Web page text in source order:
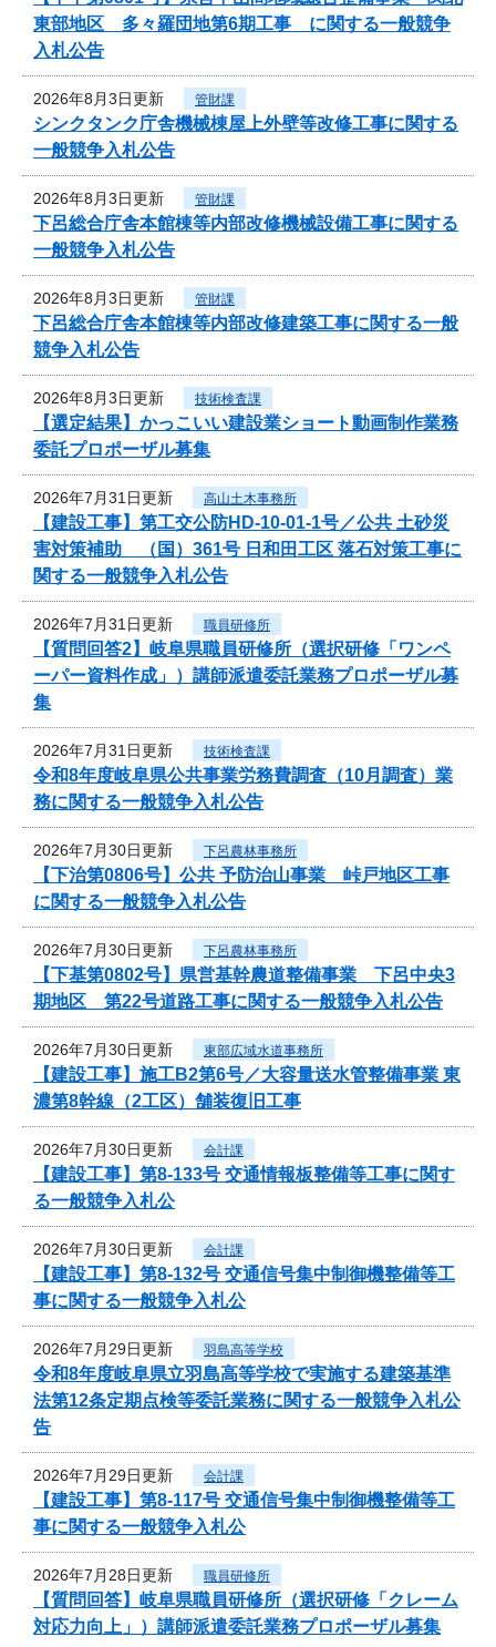
東部地区 多々羅団地第6期工事 に関する一般競争
入札公告
2026年8月3日更新 管財課
シンクタンク庁舎機械棟屋上外壁等改修工事に関する
一般競争入札公告
2026年8月3日更新 管財課
下呂総合庁舎本館棟等内部改修機械設備工事に関する
一般競争入札公告
2026年8月3日更新 管財課
下呂総合庁舎本館棟等内部改修建築工事に関する一般
競争入札公告
2026年8月3日更新 技術検査課
【選定結果】かっこいい建設業ショート動画制作業務
委託プロポーザル募集
2026年7月31日更新 高山土木事務所
【建設工事】第工交公防HD-10-01-1号／公共 土砂災
害対策補助 （国）361号 日和田工区 落石対策工事に
関する一般競争入札公告
2026年7月31日更新 職員研修所
【質問回答2】岐阜県職員研修所（選択研修「ワンペ
ーパー資料作成」）講師派遣委託業務プロポーザル募
集
2026年7月31日更新 技術検査課
令和8年度岐阜県公共事業労務費調査（10月調査）業
務に関する一般競争入札公告
2026年7月30日更新 下呂農林事務所
【下治第0806号】公共 予防治山事業 峠戸地区工事
に関する一般競争入札公告
2026年7月30日更新 下呂農林事務所
【下基第0802号】県営基幹農道整備事業 下呂中央3
期地区 第22号道路工事に関する一般競争入札公告
2026年7月30日更新 東部広域水道事務所
【建設工事】施工B2第6号／大容量送水管整備事業 東
濃第8幹線（2工区）舗装復旧工事
2026年7月30日更新 会計課
【建設工事】第8-133号 交通情報板整備等工事に関す
る一般競争入札公
2026年7月30日更新 会計課
【建設工事】第8-132号 交通信号集中制御機整備等工
事に関する一般競争入札公
2026年7月29日更新 羽島高等学校
令和8年度岐阜県立羽島高等学校で実施する建築基準
法第12条定期点検等委託業務に関する一般競争入札公
告
2026年7月29日更新 会計課
【建設工事】第8-117号 交通信号集中制御機整備等工
事に関する一般競争入札公
2026年7月28日更新 職員研修所
【質問回答】岐阜県職員研修所（選択研修「クレーム
対応力向上」）講師派遣委託業務プロポーザル募集